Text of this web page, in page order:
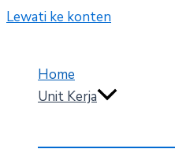
Lewati ke konten
Home
Unit Kerja